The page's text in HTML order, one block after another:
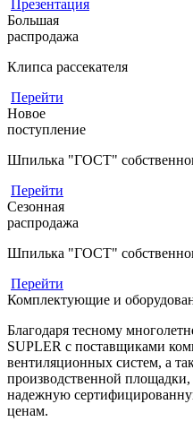
Презентация
Большая
распродажа
Клипса рассекателя
Перейти
Новое
поступление
Шпилька "ГОСТ"
Перейти
Сезонная
распродажа
Шпилька "ГОСТ"
Перейти
Комплектующие и
Благодаря тесному
SUPLER с поставщиками
вентиляционных систем, а
производственной
надежную
ценам.